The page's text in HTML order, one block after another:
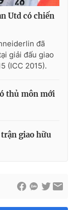
Utd có chiến
đã
giải đấu giao
(ICC 2015).
thủ môn mới
giao hữu